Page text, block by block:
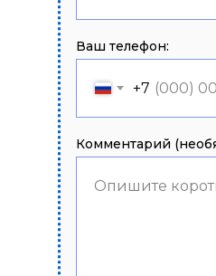
Ваш телефон:
+7
Комментарий